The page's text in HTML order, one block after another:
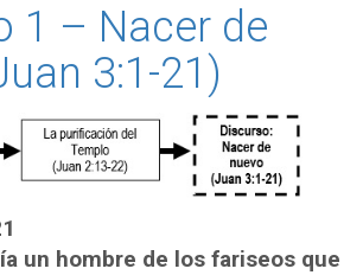
1 – Nacer de
3:1-21)
un hombre de los fariseos que